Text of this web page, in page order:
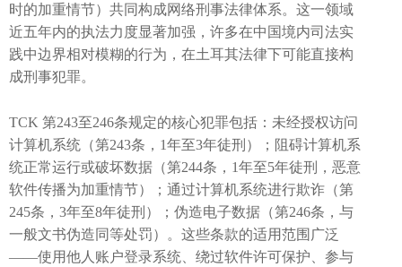
时的加重情节）共同构成网络刑事法律体系。这一领域
近五年内的执法力度显著加强，许多在中国境内司法实
践中边界相对模糊的行为，在土耳其法律下可能直接构
成刑事犯罪。
TCK 第243至246条规定的核心犯罪包括：未经授权访问
计算机系统（第243条，1年至3年徒刑）；阻碍计算机系
统正常运行或破坏数据（第244条，1年至5年徒刑，恶意
软件传播为加重情节）；通过计算机系统进行欺诈（第
245条，3年至8年徒刑）；伪造电子数据（第246条，与
一般文书伪造同等处罚）。这些条款的适用范围广泛
——使用他人账户登录系统、绕过软件许可保护、参与